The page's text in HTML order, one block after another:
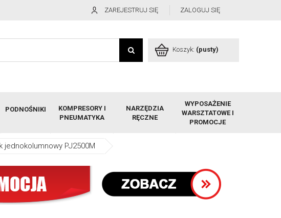
ZAREJESTRUJ SIĘ ZALOGUJ SIĘ
Koszyk: (pusty)
PODNOŚNIKI
KOMPRESORY I
PNEUMATYKA
NARZĘDZIA
RĘCZNE
WYPOSAŻENIE
WARSZTATOWE I
PROMOCJE
jednokolumnowy PJ2500M